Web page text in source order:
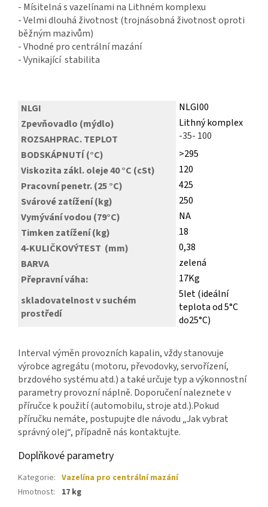
- Mísitelná s vazelínami na Lithném komplexu
- Velmi dlouhá životnost (trojnásobná životnost oproti
běžným mazivům)
- Vhodné pro centrální mazání
- Vynikající stabilita
NLGI
NLGI00
Zpevňovadlo (mýdlo)
Lithný komplex
ROZSAHPRAC. TEPLOT
-35- 100
BODSKÁPNUTÍ (°C)
>295
Viskozita zákl. oleje 40 °C (cSt)
120
Pracovní penetr. (25 °C)
425
Svárové zatížení (kg)
250
Vymývání vodou (79°C)
NA
Timken zatížení (kg)
18
4-KULIČKOVÝTEST (mm)
0,38
BARVA
zelená
Přepravní váha:
17Kg
skladovatelnost v suchém
prostředí
5let (ideální
teplota od 5°C
do25°C)
Interval výměn provozních kapalin, vždy stanovuje
výrobce agregátu (motoru, převodovky, servořízení,
brzdového systému atd.) a také určuje typ a výkonnostní
parametry provozní náplně. Doporučení naleznete v
příručce k použití (automobilu, stroje atd.).Pokud
příručku nemáte, postupujte dle návodu „Jak vybrat
správný olej“, případně nás kontaktujte.
Doplňkové parametry
Kategorie: Vazelína pro centrální mazání
Hmotnost: 17 kg